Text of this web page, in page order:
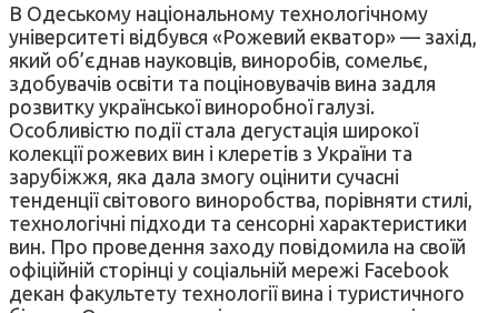
В Одеському національному технологічному
університеті відбувся «Рожевий екватор» — захід,
який об’єднав науковців, виноробів, сомельє,
здобувачів освіти та поціновувачів вина задля
розвитку української виноробної галузі.
Особливістю події стала дегустація широкої
колекції рожевих вин і клеретів з України та
зарубіжжя, яка дала змогу оцінити сучасні
тенденції світового виноробства, порівняти стилі,
технологічні підходи та сенсорні характеристики
вин. Про проведення заходу повідомила на своїй
офіційній сторінці у соціальній мережі Facebook
декан факультету технології вина і туристичного